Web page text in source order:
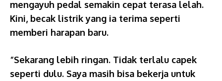
mengayuh pedal semakin cepat terasa lelah.
Kini, becak listrik yang ia terima seperti
memberi harapan baru.
“Sekarang lebih ringan. Tidak terlalu capek
seperti dulu. Saya masih bisa bekerja untuk